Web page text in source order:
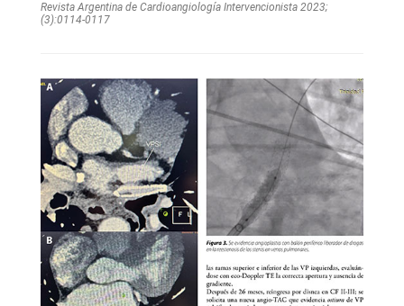
Revista Argentina de Cardioangiologí­a Intervencionista 2023;
(3):0114-0117